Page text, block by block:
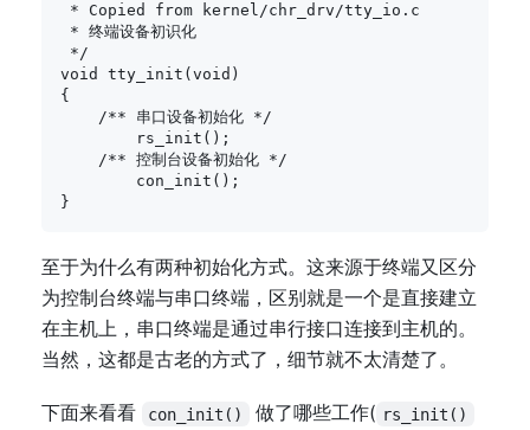
* Copied from kernel/chr_drv/tty_io.c
* 终端设备初识化
*/
void tty_init(void)
{
    /** 串口设备初始化 */
    /** 控制台设备初始化 */
至于为什么有两种初始化方式。这来源于终端又区分
为控制台终端与串口终端，区别就是一个是直接建立
在主机上，串口终端是通过串行接口连接到主机的。
当然，这都是古老的方式了，细节就不太清楚了。
下面来看看 con_init() 做了哪些工作( rs_init()